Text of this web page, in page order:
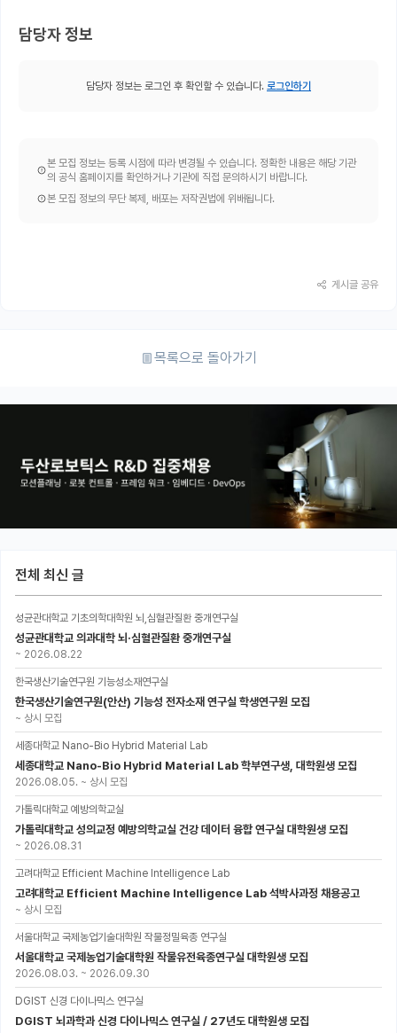
담당자 정보
담당자 정보는 로그인 후 확인할 수 있습니다. 로그인하기
본 모집 정보는 등록 시점에 따라 변경될 수 있습니다. 정확한 내용은 해당 기관
의 공식 홈페이지를 확인하거나 기관에 직접 문의하시기 바랍니다.
본 모집 정보의 무단 복제, 배포는 저작권법에 위배됩니다.
게시글 공유
목록으로 돌아가기
전체 최신 글
성균관대학교 기초의학대학원 뇌,심혈관질환 중개연구실
성균관대학교 의과대학 뇌·심혈관질환 중개연구실
~ 2026.08.22
한국생산기술연구원 기능성소재연구실
한국생산기술연구원(안산) 기능성 전자소재 연구실 학생연구원 모집
~ 상시 모집
세종대학교 Nano-Bio Hybrid Material Lab
세종대학교 Nano-Bio Hybrid Material Lab 학부연구생, 대학원생 모집
2026.08.05. ~ 상시 모집
가톨릭대학교 예방의학교실
가톨릭대학교 성의교정 예방의학교실 건강 데이터 융합 연구실 대학원생 모집
~ 2026.08.31
고려대학교 Efficient Machine Intelligence Lab
고려대학교 Efficient Machine Intelligence Lab 석박사과정 채용공고
~ 상시 모집
서울대학교 국제농업기술대학원 작물정밀육종 연구실
서울대학교 국제농업기술대학원 작물유전육종연구실 대학원생 모집
2026.08.03. ~ 2026.09.30
DGIST 신경 다이나믹스 연구실
DGIST 뇌과학과 신경 다이나믹스 연구실 / 27년도 대학원생 모집